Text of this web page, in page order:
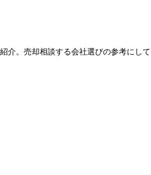
。売却相談する会社選びの参考にして